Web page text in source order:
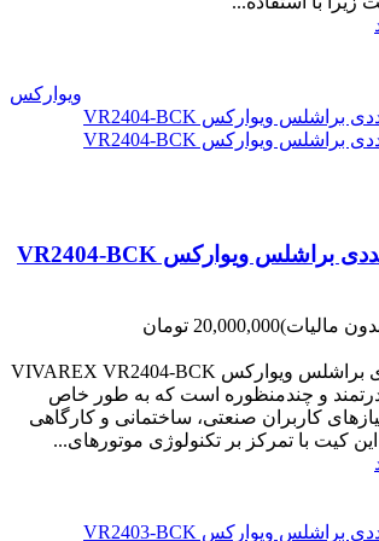
ویوارکس
مالیات)20,000,000 تومان
کیت شارژی 4 عددی براشلس ویوارکس VIVAREX VR2404-BCK
و چندمنظوره است که به طور خاص
کاربران صنعتی، ساختمانی و کارگاهی
کیت با تمرکز بر تکنولوژی موتورهای...